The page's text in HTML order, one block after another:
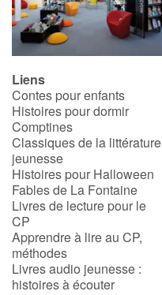
Liens
Contes pour enfants
Histoires pour dormir
Comptines
Classiques de la littérature
jeunesse
Histoires pour Halloween
Fables de La Fontaine
Livres de lecture pour le
CP
Apprendre à lire au CP,
méthodes
Livres audio jeunesse :
histoires à écouter